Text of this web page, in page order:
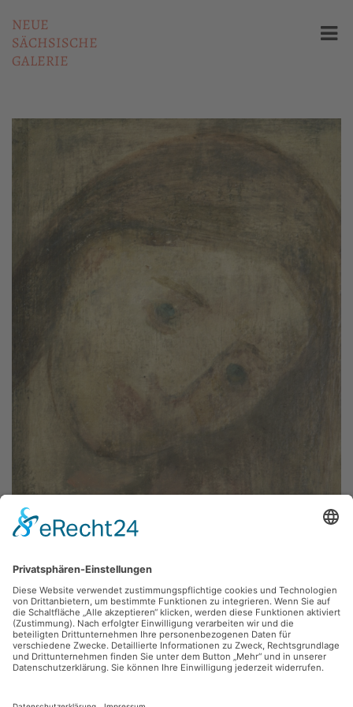
NEUE
SÄCHSISCHE
GALERIE
Irene Bösch,Selbstporträt
Öl, 24 x 31 cm, Inv.: A-00704
zurück